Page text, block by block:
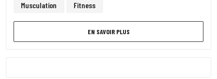
Musculation Fitness
EN SAVOIR PLUS